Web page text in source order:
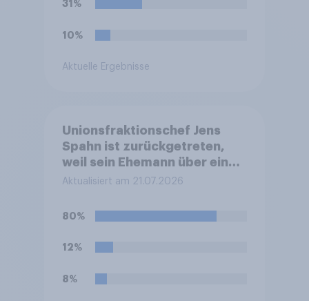
31%
10%
Aktuelle Ergebnisse
Unionsfraktionschef Jens
Spahn ist zurückgetreten,
weil sein Ehemann über eine
Leihmutterschaft im Ausland
Deutschland ist die
Vermittlung und
medizinische Ausführung der
Wie stehen Sie zu dem
Aktualisiert am 21.07.2026
80%
12%
8%